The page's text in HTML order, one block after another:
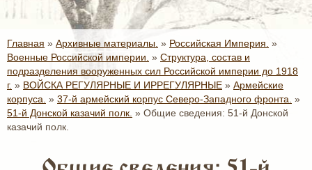
Главная » Архивные материалы. » Российская Империя. »
Военные Российской империи. » Структура, состав и
подразделения вооруженных сил Российской империи до 1918
г. » ВОЙСКА РЕГУЛЯРНЫЕ И ИРРЕГУЛЯРНЫЕ » Армейские
корпуса. » 37-й армейский корпус Северо-Западного фронта. »
51-й Донской казачий полк. » Общие сведения: 51-й Донской
казачий полк.